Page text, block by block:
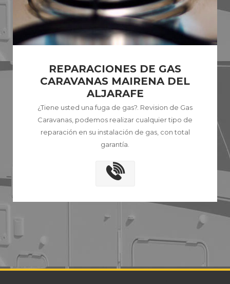
REPARACIONES DE GAS
CARAVANAS MAIRENA DEL
ALJARAFE
¿Tiene usted una fuga de gas?. Revision de Gas
Caravanas, podemos realizar cualquier tipo de
reparación en su instalación de gas, con total
garantía.